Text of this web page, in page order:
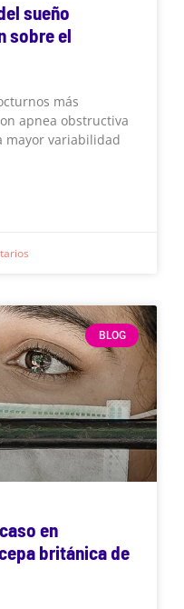
sueño
sobre el
más
apnea obstructiva
mayor variabilidad
BLOG
en
británica de